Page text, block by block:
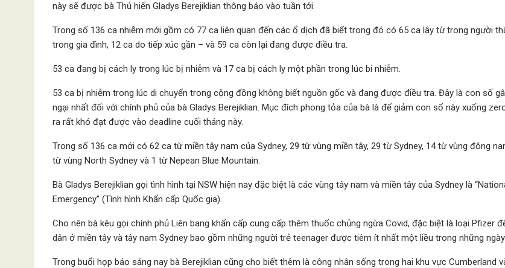
này sẽ được bà Thủ hiến Gladys Berejiklian thông báo vào tuần tới.
Trong số 136 ca nhiễm mới gồm có 77 ca liên quan đến các ổ dịch đã biết trong đó có 65 ca lây từ trong người
trong gia đình, 12 ca do tiếp xúc gần – và 59 ca còn lại đang được điều tra.
53 ca đang bị cách ly trong lúc bị nhiễm và 17 ca bị cách ly một phần trong lúc bi nhiễm.
53 ca bị nhiễm trong lúc di chuyển trong cộng đồng không biết nguồn gốc và đang được điều tra. Đây là con số
ngại nhất đối với chính phủ của bà Gladys Berejiklian. Mục đích phong tỏa của bà là để giảm con số này xuống
ra rất khó đạt được vào deadline cuối tháng này.
Trong số 136 ca mới có 62 ca từ miền tây nam của Sydney, 29 từ vùng miền tây, 29 từ Sydney, 14 từ vùng đông
từ vùng North Sydney và 1 từ Nepean Blue Mountain.
Bà Gladys Berejiklian gọi tình hình tại NSW hiện nay đặc biệt là các vùng tây nam và miền tây của Sydney là
Emergency” (Tình hình Khẩn cấp Quốc gia).
Cho nên bà kêu gọi chính phủ Liên bang khẩn cấp cung cấp thêm thuốc chủng ngừa Covid, đặc biệt là loại Pfizer
dân ở miền tây và tây nam Sydney bao gồm những người trẻ teenager được tiêm ít nhất một liều trong những
Trong buổi họp báo sáng nay bà Berejiklian cũng cho biết thêm là công nhân sống trong hai khu vực Cumberland